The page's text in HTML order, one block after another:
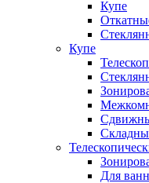
Купе
Купе
Для